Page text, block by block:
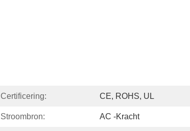
Certificering: CE, ROHS, UL
Stroombron: AC -kracht